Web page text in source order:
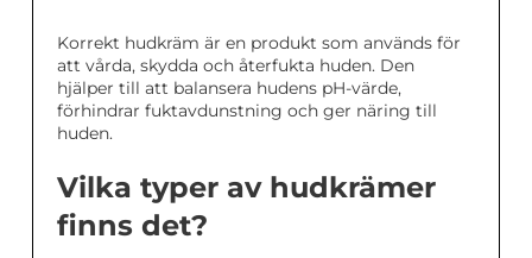
Korrekt hudkräm är en produkt som används för
att vårda, skydda och återfukta huden. Den
hjälper till att balansera hudens pH-värde,
förhindrar fuktavdunstning och ger näring till
huden.
Vilka typer av hudkrämer
finns det?